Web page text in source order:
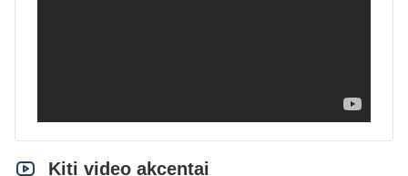
Kiti video akcentai